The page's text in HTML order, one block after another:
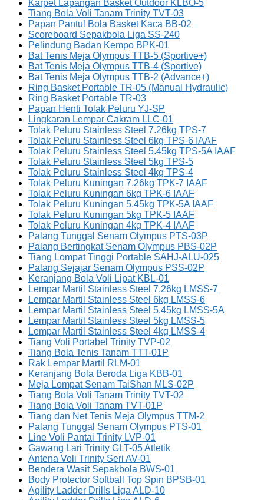
Karpet Lapangan Basket Outdoor KLBO-5
Tiang Bola Voli Tanam Trinity TVT-03
Papan Pantul Bola Basket Kaca BB-02
Scoreboard Sepakbola Liga SS-240
Pelindung Badan Kempo BPK-01
Bat Tenis Meja Olympus TTB-5 (Sportive+)
Bat Tenis Meja Olympus TTB-4 (Sportive)
Bat Tenis Meja Olympus TTB-2 (Advance+)
Ring Basket Portable TR-05 (Manual Hydraulic)
Ring Basket Portable TR-03
Papan Henti Tolak Peluru YJ-SP
Lingkaran Lempar Cakram LLC-01
Tolak Peluru Stainless Steel 7.26kg TPS-7
Tolak Peluru Stainless Steel 6kg TPS-6 IAAF
Tolak Peluru Stainless Steel 5.45kg TPS-5A IAAF
Tolak Peluru Stainless Steel 5kg TPS-5
Tolak Peluru Stainless Steel 4kg TPS-4
Tolak Peluru Kuningan 7.26kg TPK-7 IAAF
Tolak Peluru Kuningan 6kg TPK-6 IAAF
Tolak Peluru Kuningan 5.45kg TPK-5A IAAF
Tolak Peluru Kuningan 5kg TPK-5 IAAF
Tolak Peluru Kuningan 4kg TPK-4 IAAF
Palang Tunggal Senam Olympus PTS-03P
Palang Bertingkat Senam Olympus PBS-02P
Tiang Lompat Tinggi Portable SAHJ-ALU-025
Palang Sejajar Senam Olympus PSS-02P
Keranjang Bola Voli Lipat KBL-01
Lempar Martil Stainless Steel 7.26kg LMSS-7
Lempar Martil Stainless Steel 6kg LMSS-6
Lempar Martil Stainless Steel 5.45kg LMSS-5A
Lempar Martil Stainless Steel 5kg LMSS-5
Lempar Martil Stainless Steel 4kg LMSS-4
Tiang Voli Portabel Trinity TVP-02
Tiang Bola Tenis Tanam TTT-01P
Rak Lempar Martil RLM-01
Keranjang Bola Beroda Liga KBB-01
Meja Lompat Senam TaiShan MLS-02P
Tiang Bola Voli Tanam Trinity TVT-02
Tiang Bola Voli Tanam TVT-01P
Tiang dan Net Tenis Meja Olympus TTM-2
Palang Tunggal Senam Olympus PTS-01
Line Voli Pantai Trinity LVP-01
Gawang Lari Trinity GLT-05 Atletik
Antena Voli Trinity Seri AV-01
Bendera Wasit Sepakbola BWS-01
Body Protector Softball Top Spin BPSB-01
Agility Ladder Drills Liga ALD-10